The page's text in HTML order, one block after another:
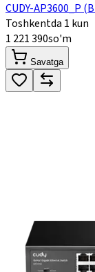
CUDY-AP3600_P
Toshkentda 1 kun
1 221 390so'm
Savatga